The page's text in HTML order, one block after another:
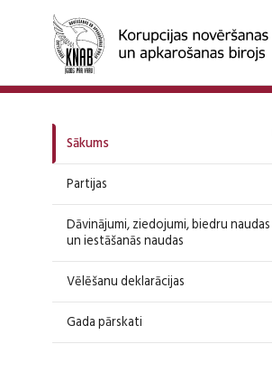
Sākums
Partijas
Dāvinājumi, ziedojumi, biedru naudas
un iestāšanās naudas
Vēlēšanu deklarācijas
Gada pārskati